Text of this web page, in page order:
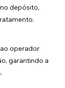
depósito,
operador
garantindo a